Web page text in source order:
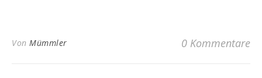
Von Mümmler 0 Kommentare